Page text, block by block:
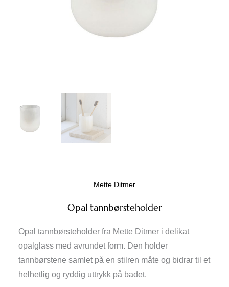
Mette Ditmer
Opal tannbørsteholder
Opal tannbørsteholder fra Mette Ditmer i delikat
opalglass med avrundet form. Den holder
tannbørstene samlet på en stilren måte og bidrar til et
helhetlig og ryddig uttrykk på badet.